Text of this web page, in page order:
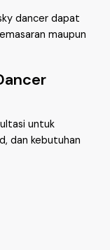
dancer dapat
maupun
untuk
dan kebutuhan